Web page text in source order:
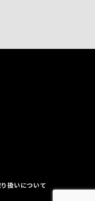
扱いについて